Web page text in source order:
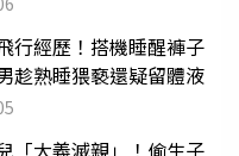
行經歷！搭機睡醒褲子
熟睡猥褻還疑留體液
「大義滅親」！偷生子